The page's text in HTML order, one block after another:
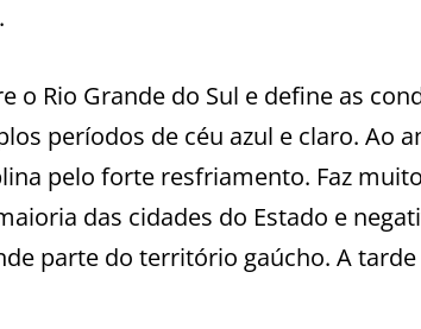
o Rio Grande do Sul e define as
períodos de céu azul e claro. Ao
pelo forte resfriamento. Faz
das cidades do Estado e
parte do território gaúcho. A